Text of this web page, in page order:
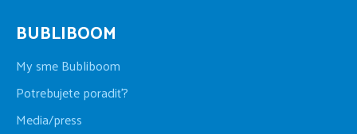
BUBLIBOOM
My sme Bubliboom
Potrebujete poradiť?
Media/press